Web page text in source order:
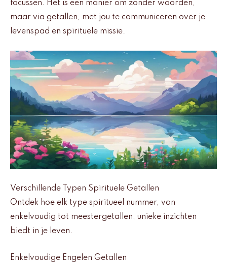
focussen. Het is een manier om zonder woorden,
maar via getallen, met jou te communiceren over je
levenspad en spirituele missie.
Verschillende Typen Spirituele Getallen
Ontdek hoe elk type spiritueel nummer, van
enkelvoudig tot meestergetallen, unieke inzichten
biedt in je leven.
Enkelvoudige Engelen Getallen